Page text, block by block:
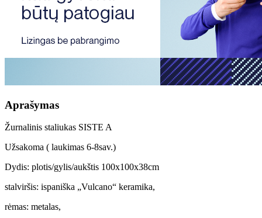
Aprašymas
Žurnalinis staliukas SISTE A
Užsakoma ( laukimas 6-8sav.)
Dydis: plotis/gylis/aukštis 100x100x38cm
stalviršis: ispaniška „Vulcano“ keramika,
rėmas: metalas,